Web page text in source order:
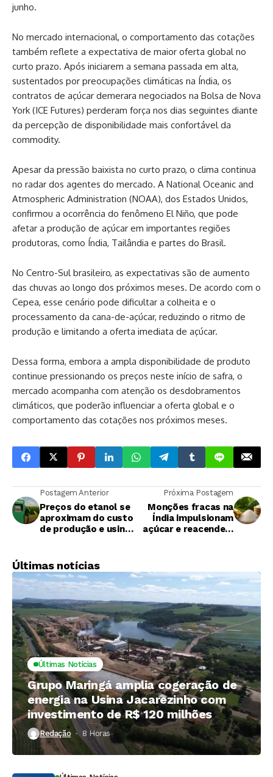
junho.
No mercado internacional, o comportamento das cotações
também reflete a expectativa de maior oferta global no
curto prazo. Após iniciarem a semana passada em alta,
sustentados por preocupações climáticas na Índia, os
contratos de açúcar demerara negociados na Bolsa de Nova
York (ICE Futures) perderam força nos dias seguintes diante
da percepção de disponibilidade mais confortável da
commodity.
Apesar da pressão baixista no curto prazo, o clima continua
no radar dos agentes do mercado. A National Oceanic and
Atmospheric Administration (NOAA), dos Estados Unidos,
confirmou a ocorrência do fenômeno El Niño, que pode
afetar a produção de açúcar em importantes regiões
produtoras, como Índia, Tailândia e partes do Brasil.
No Centro-Sul brasileiro, as expectativas são de aumento
das chuvas ao longo dos próximos meses. De acordo com o
Cepea, esse cenário pode dificultar a colheita e o
processamento da cana-de-açúcar, reduzindo o ritmo de
produção e limitando a oferta imediata de açúcar.
Dessa forma, embora a ampla disponibilidade de produto
continue pressionando os preços neste início de safra, o
mercado acompanha com atenção os desdobramentos
climáticos, que poderão influenciar a oferta global e o
comportamento das cotações nos próximos meses.
Postagem Anterior
Preços do etanol se
aproximam do custo
de produção e usinas
Próxima Postagem
Monções fracas na
Índia impulsionam
açúcar e reacendem
Últimas notícias
Últimas Notícias
Grupo Maringá amplia cogeração de
energia na Usina Jacarezinho com
investimento de R$ 120 milhões
Redação 8 Horas ⁮